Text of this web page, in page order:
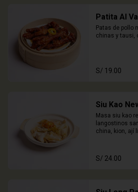
Patita Al
Patas de pollo
chinas y tausi,
S/ 19.00
Siu Kao
Masa siu kao
langostinos
china, kion, ají
S/ 24.00